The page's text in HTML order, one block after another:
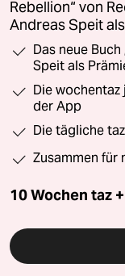
Rebellion“ von
Andreas Speit
Das neue
Speit als
Die
der App
Die tägliche
Zusammen für
10 Wochen taz